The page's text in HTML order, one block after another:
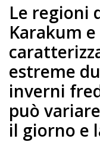
Le regioni
Karakum
estreme
inverni
può
il giorno e